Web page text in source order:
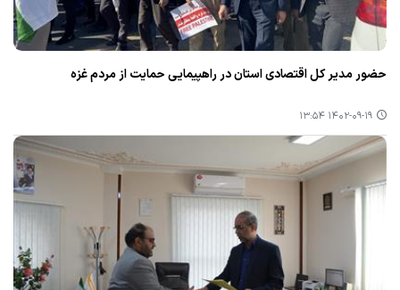
حضور مدیر كل اقتصادی استان در راهپیمایی حمایت از مردم غزه
۱۴۰۲-۰۹-۱۹ ۱۳:۵۴